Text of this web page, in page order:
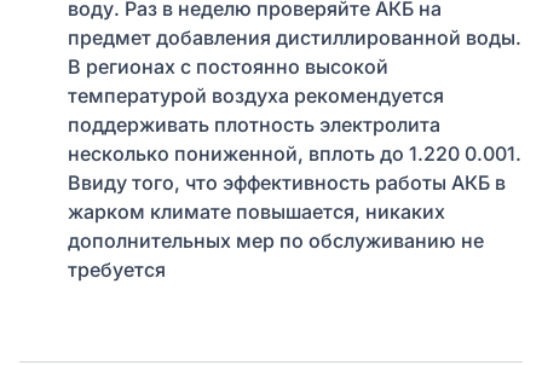
воду. Раз в неделю проверяйте АКБ на
предмет добавления дистиллированной воды.
В регионах с постоянно высокой
температурой воздуха рекомендуется
поддерживать плотность электролита
несколько пониженной, вплоть до 1.220 0.001.
Ввиду того, что эффективность работы АКБ в
жарком климате повышается, никаких
дополнительных мер по обслуживанию не
требуется